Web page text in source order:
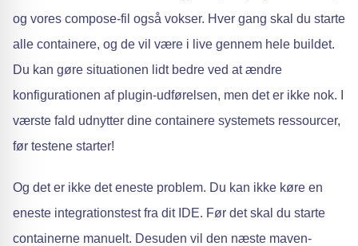
og vores compose-fil også vokser. Hver gang skal du starte
alle containere, og de vil være i live gennem hele buildet.
Du kan gøre situationen lidt bedre ved at ændre
konfigurationen af plugin-udførelsen, men det er ikke nok. I
værste fald udnytter dine containere systemets ressourcer,
før testene starter!
Og det er ikke det eneste problem. Du kan ikke køre en
eneste integrationstest fra dit IDE. Før det skal du starte
containerne manuelt. Desuden vil den næste maven-